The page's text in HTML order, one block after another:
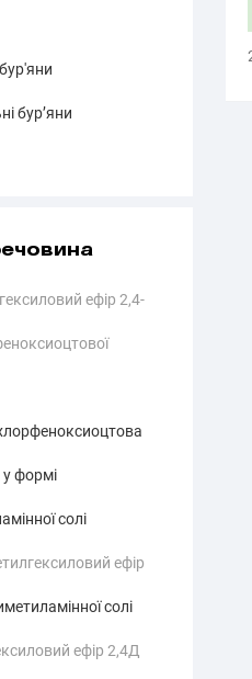
бур’яни
ефір 2,4-
формі
солі
ефір
солі
ефір 2,4Д